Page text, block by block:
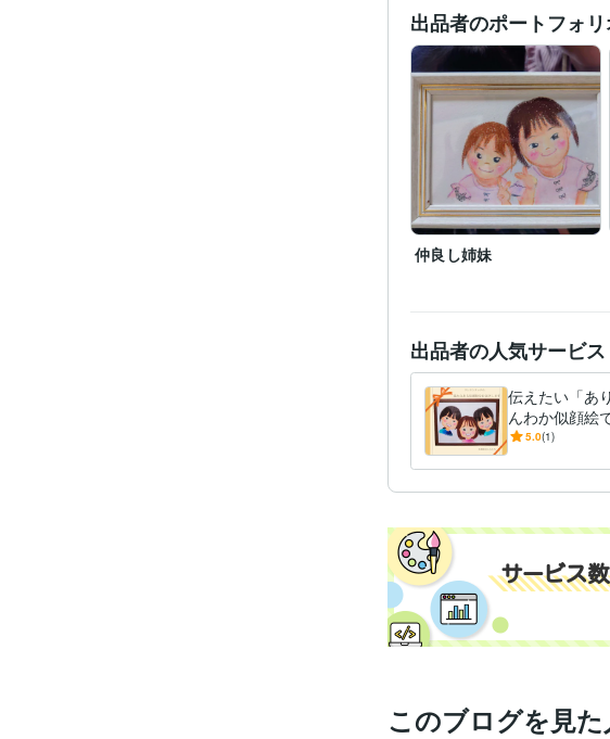
ビジネス・クリエイ
ティブツール
イラスト
出品者のポートフォリ
仲良し姉妹
出品者の人気サービス
伝えたい「あ
んわか似顔絵
感謝の気持ち
5.0(1)
このブログを見